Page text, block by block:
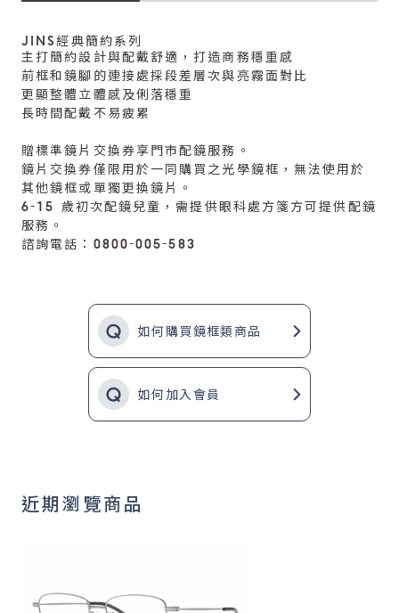
JINS經典簡約系列
主打簡約設計與配戴舒適，打造商務穩重感
前框和鏡腳的連接處採段差層次與亮霧面對比
更顯整體立體感及俐落穩重
長時間配戴不易疲累
贈標準鏡片交換券享門市配鏡服務。
鏡片交換券僅限用於一同購買之光學鏡框，無法使用於
其他鏡框或單獨更換鏡片。
6-15 歲初次配鏡兒童，需提供眼科處方箋方可提供配鏡
服務。
諮詢電話：0800-005-583
如何購買鏡框類商品
如何加入會員
近期瀏覽商品